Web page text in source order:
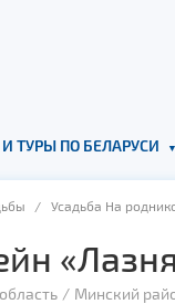
ТУРЫ ПО БЕЛАРУСИ
/ Усадьба На
Минский